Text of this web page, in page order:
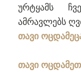
ურტყამს
ამრავლებს
თავი
თავი